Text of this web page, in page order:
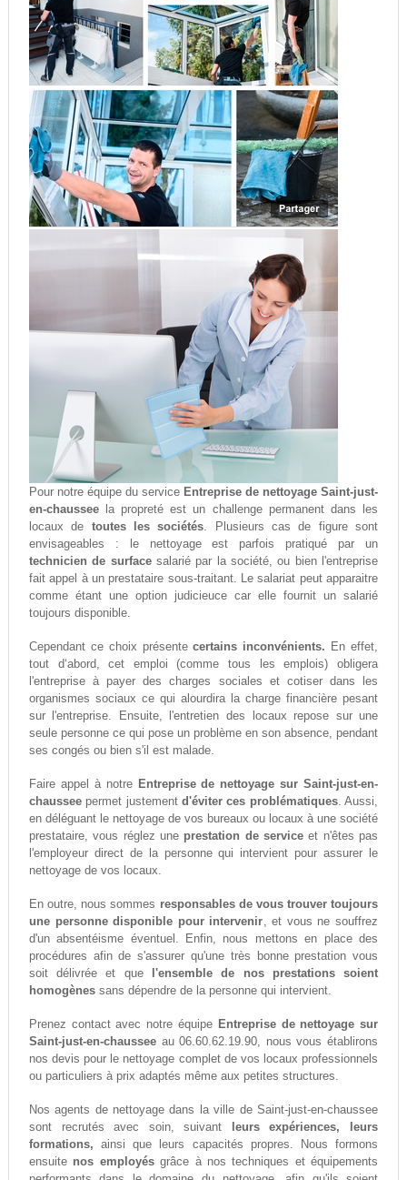
Pour notre équipe du service Entreprise de nettoyage Saint-just-
en-chausseela propreté est un challenge permanent dans les
locaux de toutes les sociétés. Plusieurs cas de figure sont
envisageables : le nettoyage est parfois pratiqué par un
technicien de surfacesalarié par la société, ou bien l'entreprise
fait appel à un prestataire sous-traitant. Le salariat peut apparaitre
comme étant une option judicieuce car elle fournit un salarié
toujours disponible.
Cependant ce choix présentecertains inconvénients. En effet,
tout d‘abord, cet emploi (comme tous les emplois) obligera
l'entreprise à payer des charges sociales et cotiser dans les
organismes sociaux ce qui alourdira la charge financière pesant
sur l'entreprise. Ensuite, l'entretien des locaux repose sur une
seule personne ce qui pose un problème en son absence, pendant
ses congés ou bien s'il est malade.
Faire appel à notre Entreprise de nettoyage sur Saint-just-en-
chausseepermet justement d'éviter ces problématiques. Aussi,
en déléguant le nettoyage de vos bureaux ou locaux à une société
prestataire, vous réglez une prestation de service et n'êtes pas
l'employeur direct de la personne qui intervient pour assurer le
nettoyage de vos locaux.
En outre, nous sommes responsables de vous trouver toujours
une personne disponible pour intervenir, et vous ne souffrez
d'un absentéisme éventuel. Enfin, nous mettons en place des
procédures afin de s'assurer qu'une très bonne prestation vous
soit délivrée et que
l'ensemble de nos prestations soient
homogènessans dépendre de la personne qui intervient.
Prenez contact avec notre équipe Entreprise de nettoyage sur
Saint-just-en-chausseeau 06.60.62.19.90, nous vous établirons
nos devis pour le nettoyage complet de vos locaux professionnels
ou particuliers à prix adaptés même aux petites structures.
Nos agents de nettoyage dans la ville de Saint-just-en-chaussee
sont recrutés avec soin, suivant
leurs expériences, leurs
formations, ainsi que leurs capacités propres. Nous formons
ensuite nos employésgrâce à nos techniques et équipements